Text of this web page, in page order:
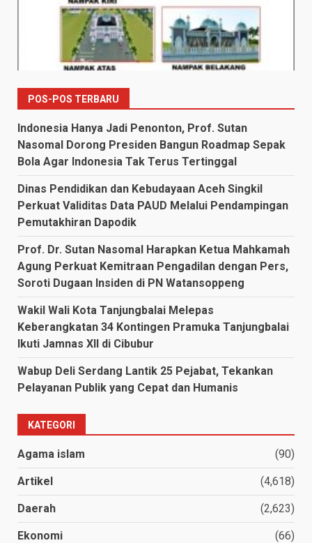
POS-POS TERBARU
Indonesia Hanya Jadi Penonton, Prof. Sutan
Nasomal Dorong Presiden Bangun Roadmap Sepak
Bola Agar Indonesia Tak Terus Tertinggal
Dinas Pendidikan dan Kebudayaan Aceh Singkil
Perkuat Validitas Data PAUD Melalui Pendampingan
Pemutakhiran Dapodik
Prof. Dr. Sutan Nasomal Harapkan Ketua Mahkamah
Agung Perkuat Kemitraan Pengadilan dengan Pers,
Soroti Dugaan Insiden di PN Watansoppeng
Wakil Wali Kota Tanjungbalai Melepas
Keberangkatan 34 Kontingen Pramuka Tanjungbalai
Ikuti Jamnas XII di Cibubur
Wabup Deli Serdang Lantik 25 Pejabat, Tekankan
Pelayanan Publik yang Cepat dan Humanis
KATEGORI
Agama islam (90)
Artikel (4,618)
Daerah (2,623)
Ekonomi (66)